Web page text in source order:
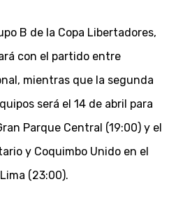
B de la Copa Libertadores,
con el partido entre
mientras que la segunda
será el 14 de abril para
Parque Central (19:00) y el
y Coquimbo Unido en el
(23:00).